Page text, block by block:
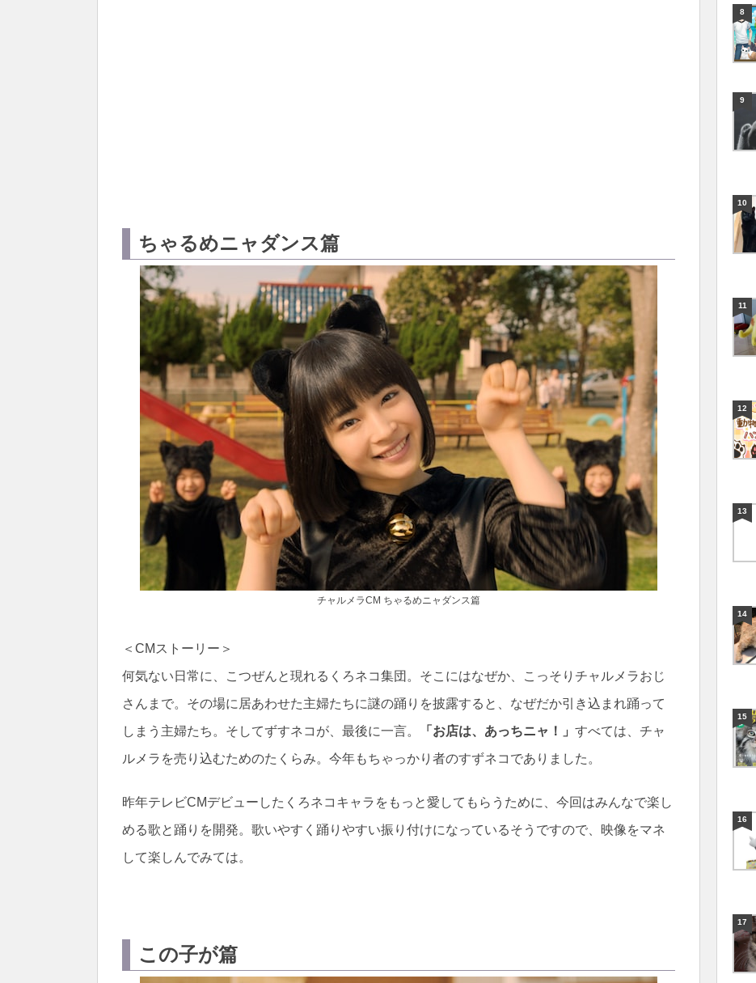
ちゃるめニャダンス篇
チャルメラCM ちゃるめニャダンス篇
＜CMストーリー＞
何気ない日常に、こつぜんと現れるくろネコ集団。そこにはなぜか、こっそりチャルメラおじ
さんまで。その場に居あわせた主婦たちに謎の踊りを披露すると、なぜだか引き込まれ踊って
しまう主婦たち。そしてずすネコが、最後に一言。
「お店は、あっちニャ！」 すべては、チャ
ルメラを売り込むためのたくらみ。今年もちゃっかり者のすずネコでありました。
昨年テレビCMデビューしたくろネコキャラをもっと愛してもらうために、今回はみんなで楽し
める歌と踊りを開発。歌いやすく踊りやすい振り付けになっているそうですので、映像をマネ
して楽しんでみては。
この子が篇
8
9
10
11
12
13
14
15
16
17